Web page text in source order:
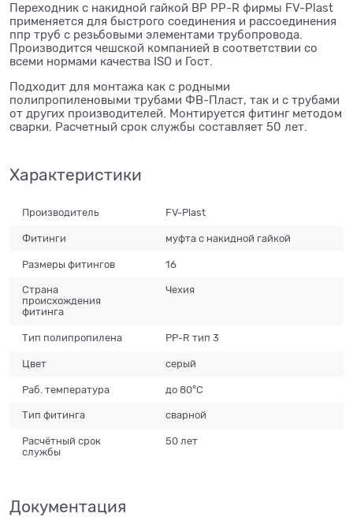
Переходник с накидной гайкой ВР PP-R фирмы FV-Plast
применяется для быстрого соединения и рассоединения
ппр труб с резьбовыми элементами трубопровода.
Производится чешской компанией в соответствии со
всеми нормами качества ISO и Гост.
Подходит для монтажа как с родными
полипропиленовыми трубами ФВ-Пласт, так и с трубами
от других производителей. Монтируется фитинг методом
сварки. Расчетный срок службы составляет 50 лет.
Характеристики
Производитель FV-Plast
Фитинги муфта с накидной гайкой
Размеры фитингов 16
Страна
происхождения
фитинга
Чехия
Тип полипропилена PP-R тип 3
Цвет серый
Раб. температура до 80°С
Тип фитинга сварной
Расчётный срок
службы
50 лет
Документация